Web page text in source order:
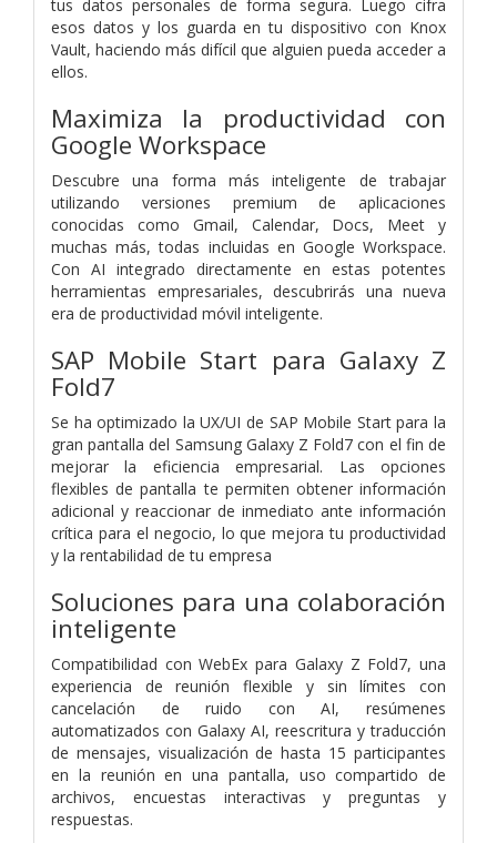
tus datos personales de forma segura. Luego cifra
esos datos y los guarda en tu dispositivo con Knox
Vault, haciendo más difícil que alguien pueda acceder a
ellos.
Maximiza la productividad con
Google Workspace
Descubre una forma más inteligente de trabajar
utilizando versiones premium de aplicaciones
conocidas como Gmail, Calendar, Docs, Meet y
muchas más, todas incluidas en Google Workspace.
Con AI integrado directamente en estas potentes
herramientas empresariales, descubrirás una nueva
era de productividad móvil inteligente.
SAP Mobile Start para Galaxy Z
Fold7
Se ha optimizado la UX/UI de SAP Mobile Start para la
gran pantalla del Samsung Galaxy Z Fold7 con el fin de
mejorar la eficiencia empresarial. Las opciones
flexibles de pantalla te permiten obtener información
adicional y reaccionar de inmediato ante información
crítica para el negocio, lo que mejora tu productividad
y la rentabilidad de tu empresa
Soluciones para una colaboración
inteligente
Compatibilidad con WebEx para Galaxy Z Fold7, una
experiencia de reunión flexible y sin límites con
cancelación de ruido con AI, resúmenes
automatizados con Galaxy AI, reescritura y traducción
de mensajes, visualización de hasta 15 participantes
en la reunión en una pantalla, uso compartido de
archivos, encuestas interactivas y preguntas y
respuestas.